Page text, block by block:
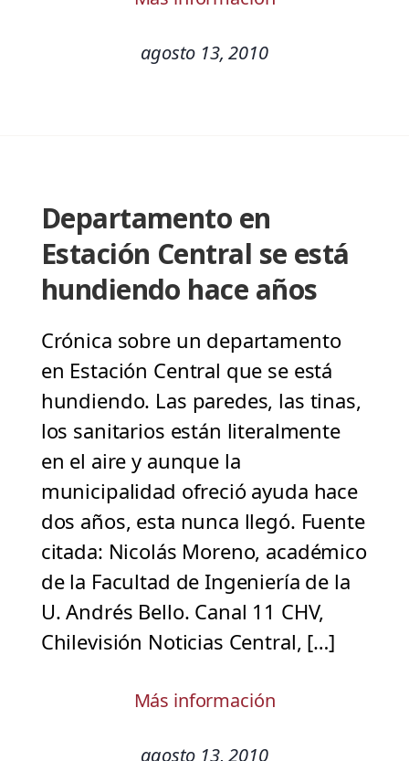
agosto 13, 2010
Departamento en
Estación Central se está
hundiendo hace años
Crónica sobre un departamento
en Estación Central que se está
hundiendo. Las paredes, las tinas,
los sanitarios están literalmente
en el aire y aunque la
municipalidad ofreció ayuda hace
dos años, esta nunca llegó. Fuente
citada: Nicolás Moreno, académico
de la Facultad de Ingeniería de la
U. Andrés Bello. Canal 11 CHV,
Chilevisión Noticias Central, […]
Más información
agosto 13, 2010